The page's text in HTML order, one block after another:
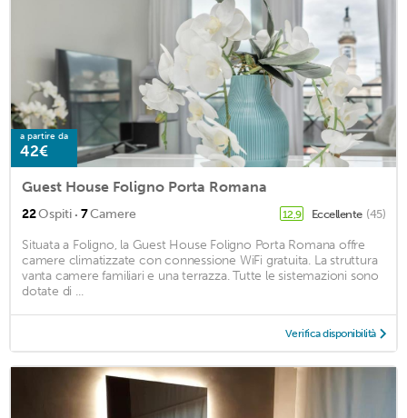
a partire da
42€
Guest House Foligno Porta Romana
22Ospiti · 7Camere 12,9 Eccellente (45)
Situata a Foligno, la Guest House Foligno Porta Romana offre
camere climatizzate con connessione WiFi gratuita. La struttura
vanta camere familiari e una terrazza. Tutte le sistemazioni sono
dotate di ...
Verifica disponibilità